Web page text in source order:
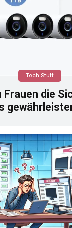
Tech Stuff
Frauen die